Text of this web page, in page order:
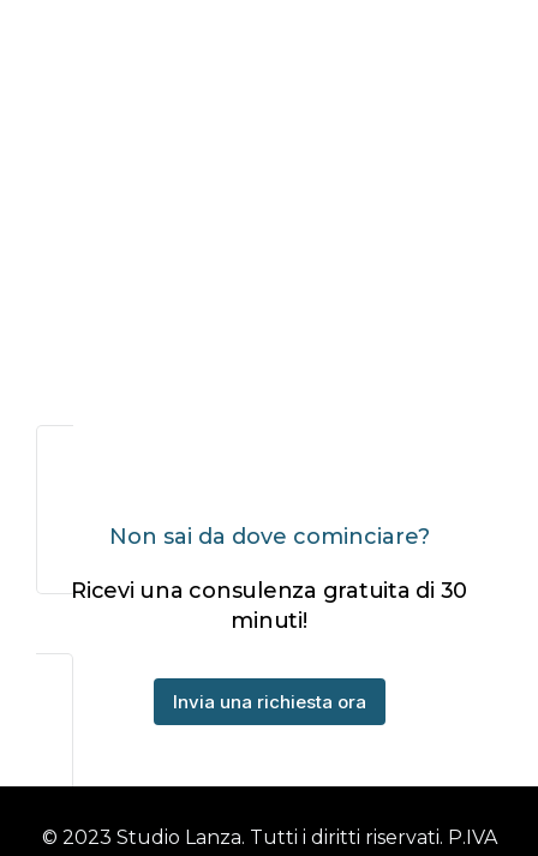
Non sai da dove cominciare?
Ricevi una consulenza gratuita di 30
minuti!
Invia una richiesta ora
© 2023 Studio Lanza. Tutti i diritti riservati. P.IVA